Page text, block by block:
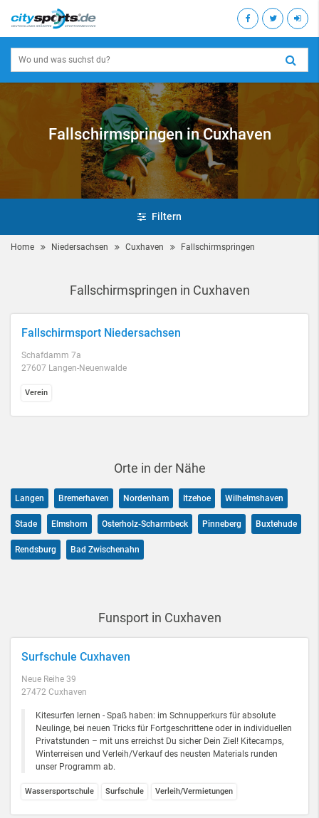
Fallschirmspringen in Cuxhaven
Filtern
Home Niedersachsen Cuxhaven Fallschirmspringen
Fallschirmspringen in Cuxhaven
Fallschirmsport Niedersachsen
Schafdamm 7a
27607 Langen-Neuenwalde
Verein
Orte in der Nähe
Langen Bremerhaven Nordenham Itzehoe Wilhelmshaven
Stade Elmshorn Osterholz-Scharmbeck Pinneberg Buxtehude
Rendsburg Bad Zwischenahn
Funsport in Cuxhaven
Surfschule Cuxhaven
Neue Reihe 39
27472 Cuxhaven
Kitesurfen lernen - Spaß haben: im Schnupperkurs für absolute
Neulinge, bei neuen Tricks für Fortgeschrittene oder in individuellen
Privatstunden – mit uns erreichst Du sicher Dein Ziel! Kitecamps,
Winterreisen und Verleih/Verkauf des neusten Materials runden
unser Programm ab.
Wassersportschule Surfschule Verleih/Vermietungen